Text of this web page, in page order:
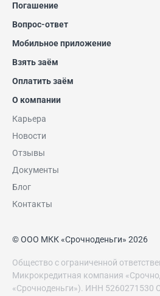
Погашение
Вопрос-ответ
Мобильное приложение
Взять заём
Оплатить заём
О компании
Карьера
Новости
Отзывы
Документы
Блог
Контакты
© ООО МКК «Срочноденьги» 2026
Общество с ограниченной
Микрокредитная компания
«Срочноденьги»). ИНН 5260271530